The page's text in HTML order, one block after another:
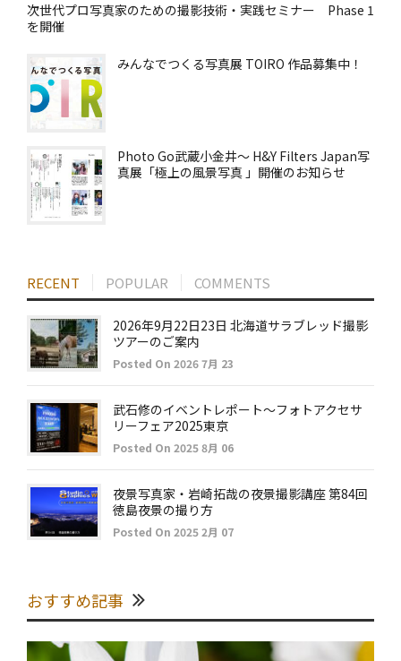
次世代プロ写真家のための撮影技術・実践セミナー Phase 1
を開催
みんなでつくる写真展 TOIRO 作品募集中！
Photo Go武蔵小金井～ H&Y Filters Japan写
真展「極上の風景写真 」開催のお知らせ
RECENT POPULAR COMMENTS
2026年9月22日23日 北海道サラブレッド撮影
ツアーのご案内
Posted On 2026 7月 23
武石修のイベントレポート～フォトアクセサ
リーフェア2025東京
Posted On 2025 8月 06
夜景写真家・岩崎拓哉の夜景撮影講座 第84回
徳島夜景の撮り方
Posted On 2025 2月 07
おすすめ記事